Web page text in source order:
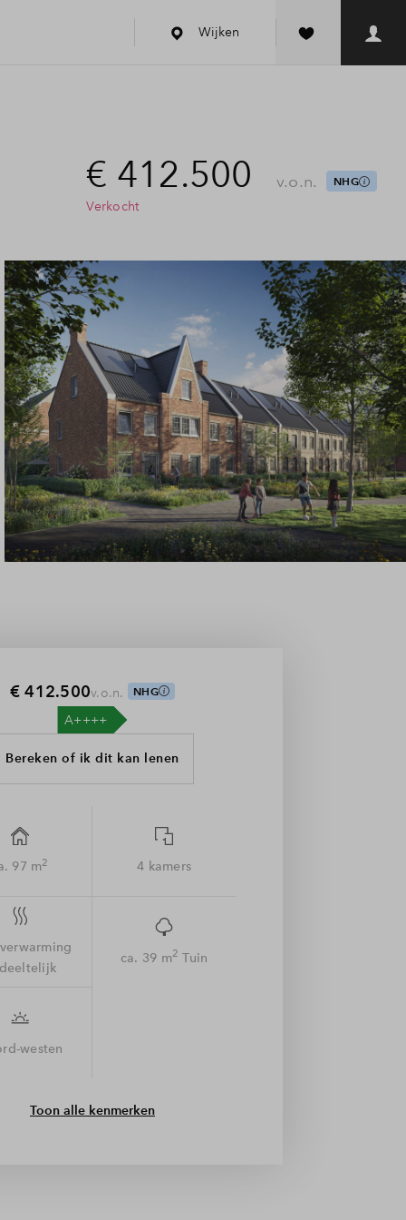
Wijken
€ 412.500 v.o.n. NHG
Verkocht
€ 412.500v.o.n. NHG
Bereken of ik dit kan lenen
97 m2 4 kamers
ca. 39 m2 Tuin
westen
Toon alle kenmerken